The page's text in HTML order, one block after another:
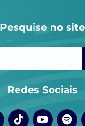
Pesquise no site
Redes Sociais